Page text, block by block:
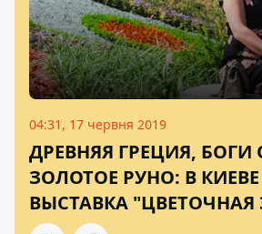
04:31, 17 червня 2019
ДРЕВНЯЯ ГРЕЦИЯ,
ЗОЛОТОЕ РУНО: В
ВЫСТАВКА